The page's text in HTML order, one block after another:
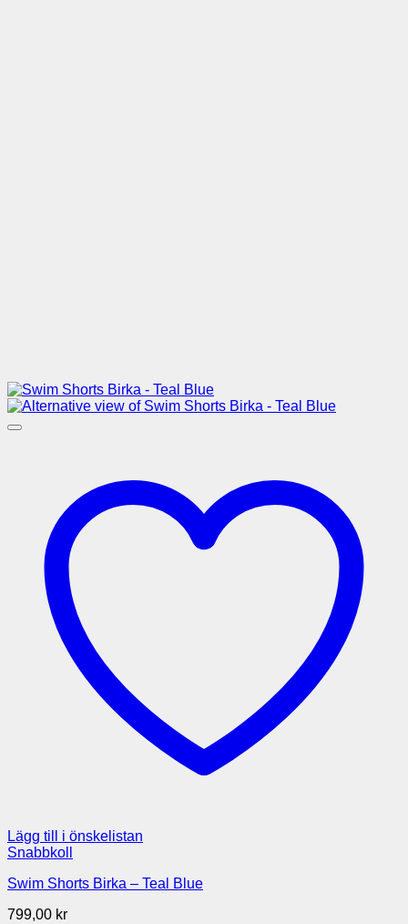
Lägg till i önskelistan
Snabbkoll
Swim Shorts Birka – Teal Blue
799,00 kr